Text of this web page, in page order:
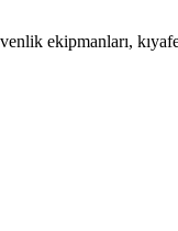
ekipmanları,